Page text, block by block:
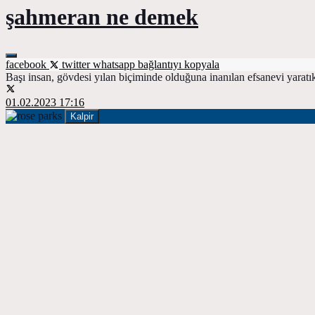
şahmeran ne demek
facebook twitterwhatsapp bağlantıyı kopyala
Başı insan, gövdesi yılan biçiminde olduğuna inanılan efsanevi
01.02.2023 17:16
Kalpir